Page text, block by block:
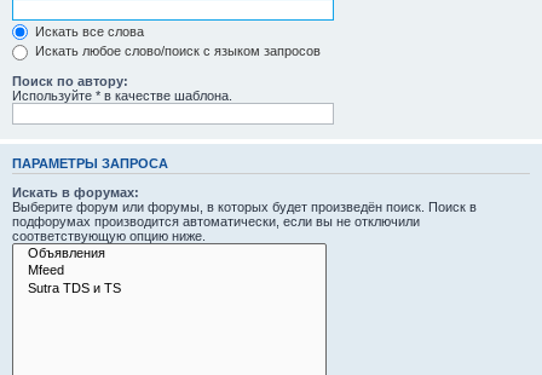
Искать все слова
Искать любое слово/поиск с языком запросов
Поиск по автору:
Используйте * в качестве шаблона.
ПАРАМЕТРЫ ЗАПРОСА
Искать в форумах:
Выберите форум или форумы, в которых будет произведён поиск. Поиск в
подфорумах производится автоматически, если вы не отключили
соответствующую опцию ниже.